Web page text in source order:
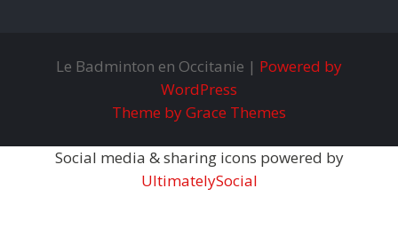
Le Badminton en Occitanie | Powered by
WordPress
Theme by Grace Themes
Social media & sharing icons powered by
UltimatelySocial